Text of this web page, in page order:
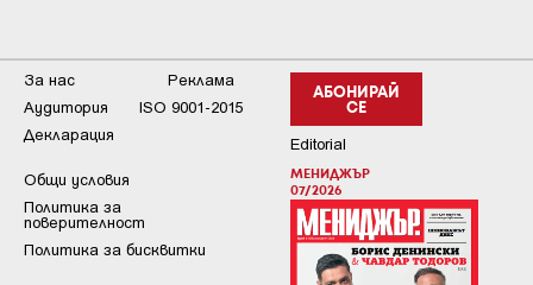
АБОНИРАЙ
СЕ
Editorial
МЕНИДЖЪР
07/2026
За нас
Реклама
Аудитория
ISO 9001-2015
Декларация
Общи условия
Пoлитикa зa
пoвepитeлнocт
Политика за бисквитки